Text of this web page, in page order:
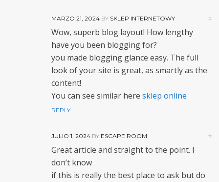
MARZO 21, 2024 BY SKLEP INTERNETOWY #
Wow, superb blog layout! How lengthy
have you been blogging for?
you made blogging glance easy. The full
look of your site is great, as smartly as the
content!
You can see similar here sklep online
REPLY
JULIO 1, 2024 BY ESCAPE ROOM #
Great article and straight to the point. I
don’t know
if this is really the best place to ask but do